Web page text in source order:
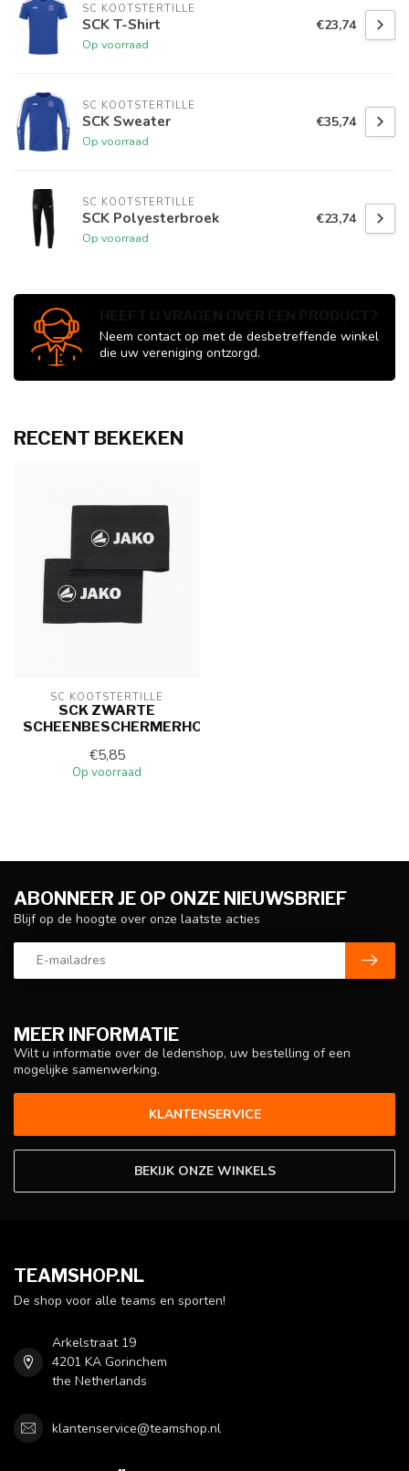
SC KOOTSTERTILLE
SCK T-Shirt
Op voorraad
€23,74
SC KOOTSTERTILLE
SCK Sweater
Op voorraad
€35,74
SC KOOTSTERTILLE
SCK Polyesterbroek
Op voorraad
€23,74
Neem contact op met de desbetreffende winkel
die uw vereniging ontzorgd.
RECENT BEKEKEN
SC KOOTSTERTILLE
SCK ZWARTE
SCHEENBESCHERMERHOUDER
€5,85
Op voorraad
MEER INFORMATIE
Wilt u informatie over de ledenshop, uw bestelling of een
mogelijke samenwerking.
KLANTENSERVICE
BEKIJK ONZE WINKELS
ABONNEER JE OP ONZE NIEUWSBRIEF
Blijf op de hoogte over onze laatste acties
TEAMSHOP.NL
De shop voor alle teams en sporten!
Arkelstraat 19
4201 KA Gorinchem
the Netherlands
klantenservice@teamshop.nl